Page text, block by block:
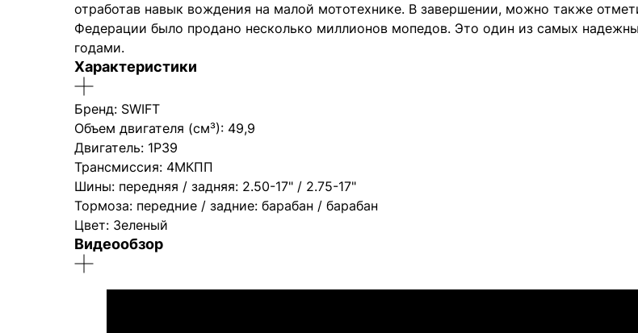
отработав навык вождения на малой мототехнике. В завершении, можно также
Федерации было продано несколько миллионов мопедов. Это один из самых
годами.
Характеристики
Бренд: SWIFT
Объем двигателя (см³): 49,9
Двигатель: 1P39
Трансмиссия: 4МКПП
Шины: передняя / задняя: 2.50-17" / 2.75-17"
Тормоза: передние / задние: барабан / барабан
Цвет: Зеленый
Видеообзор